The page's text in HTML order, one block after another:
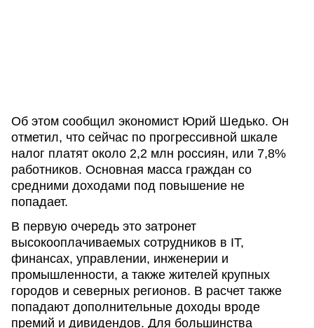
Об этом сообщил экономист Юрий Шедько. Он
отметил, что сейчас по прогрессивной шкале
налог платят около 2,2 млн россиян, или 7,8%
работников. Основная масса граждан со
средними доходами под повышение не
попадает.
В первую очередь это затронет
высокооплачиваемых сотрудников в IT,
финансах, управлении, инженерии и
промышленности, а также жителей крупных
городов и северных регионов. В расчет также
попадают дополнительные доходы вроде
премий и дивидендов. Для большинства